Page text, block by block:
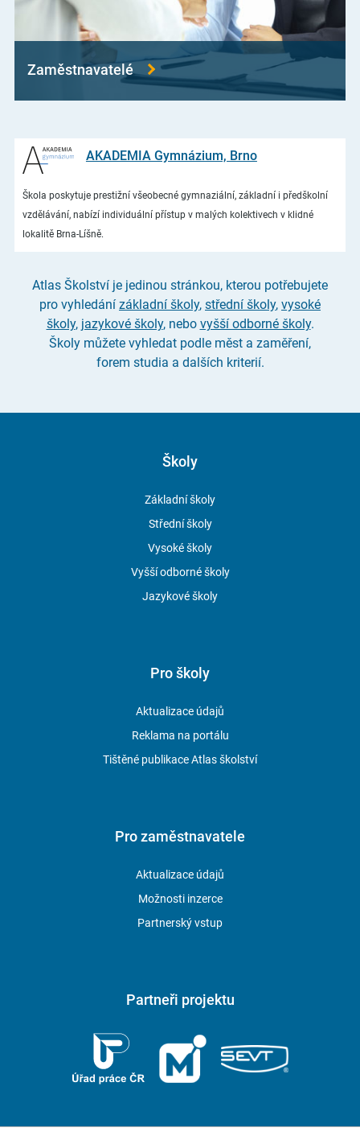
Zaměstnavatelé
AKADEMIA Gymnázium, Brno
Škola poskytuje prestižní všeobecné gymnaziální, základní i předškolní
vzdělávání, nabízí individuální přístup v malých kolektivech v klidné
lokalitě Brna-Líšně.
Atlas Školství je jedinou stránkou, kterou potřebujete
pro vyhledání základní školy, střední školy, vysoké
školy, jazykové školy, nebo vyšší odborné školy.
Školy můžete vyhledat podle měst a zaměření,
forem studia a dalších kriterií.
Školy
Základní školy
Střední školy
Vysoké školy
Vyšší odborné školy
Jazykové školy
Pro školy
Aktualizace údajů
Reklama na portálu
Tištěné publikace Atlas školství
Pro zaměstnavatele
Aktualizace údajů
Možnosti inzerce
Partnerský vstup
Partneři projektu